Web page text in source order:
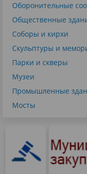
Оборонительные
Общественные
Соборы и кирхи
Скульптуры и
Парки и скверы
Музеи
Промышленные
Мосты